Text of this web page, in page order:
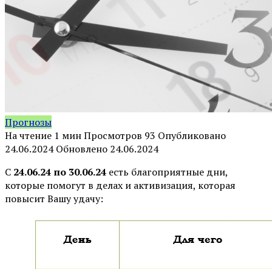
Прогнозы
На чтение 1 минПросмотров 93 Опубликовано
24.06.2024 Обновлено 24.06.2024
С 24.06.24 по 30.06.24 есть благоприятные дни,
которые помогут в делах и активизация, которая
повысит Вашу удачу: